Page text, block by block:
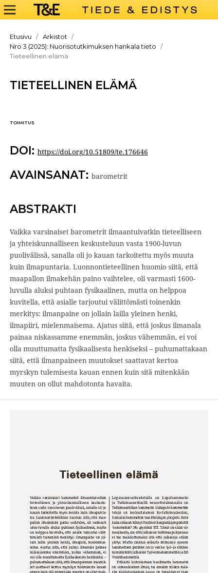
Etusivu / Arkistot
/
Nro 3 (2025): Nuorisotutkimuksen hankala tieto
/
Tieteellinen elämä
TIETEELLINEN ELÄMÄ
TOIMITUS
DOI: https://doi.org/10.51809/te.176646
AVAINSANAT: barometrit
ABSTRAKTI
Vaikka varsinaiset barometrit ilmaantuivatkin tieteelliseen
ja yhteiskunnalliseen keskusteluun vasta 1900-luvun
puolivälissä, sanalla oli jo kauan tarkoitettu myös muuta
kuin ilmapuntaria. Luonnontieteellinen huomio siitä, että
maapallon ilmakehän paino vaihtelee, oli varmasti 1600-
luvulla aluksi puhtaan fysikaalinen, mutta on helppoa
kuvitella, että asialle tarjoutui välittömästi toinenkin
merkitys: ilmanpaine on jollain lailla yleinen henki,
ilmapiiri, mielenmaisema. Ajatus siitä, että joskus ilmanala
painaa niskassamme enemmän, joskus vähemmän, ei voi
olla muuttumatta fysikaalisesta henkiseksi – puhumattakaan
siitä, että ilmanpaineen muutokset saattavat kertoa
myrskyn tulemisesta kauan ennen kuin sitä mitenkään
muuten on ollut mahdotonta havaita.